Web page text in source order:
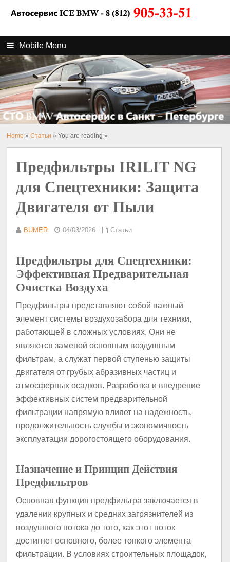
Mobile Menu
Home »Статьи » You are reading »
Предфильтры IRILIT NG
для Спецтехники: Защита
Двигателя от Пыли
BUMER 04/03/2026 Статьи
Предфильтры для Спецтехники:
Эффективная Предварительная
Очистка Воздуха
Предфильтры представляют собой важный
элемент системы воздухозабора для техники,
работающей в сложных условиях. Они не
являются заменой основным воздушным
фильтрам, а служат первой ступенью защиты
двигателя от грубых абразивных частиц и
атмосферных осадков. Разработка и внедрение
эффективных систем предварительной
фильтрации напрямую влияет на надежность,
продолжительность службы и экономичность
эксплуатации дорогостоящего оборудования.
Назначение и Принцип Действия
Предфильтров
Основная функция предфильтра заключается в
удалении крупных и средних загрязнителей из
воздушного потока до того, как этот поток
достигнет основного, более тонкого элемента
фильтрации. В условиях строительных площадок,